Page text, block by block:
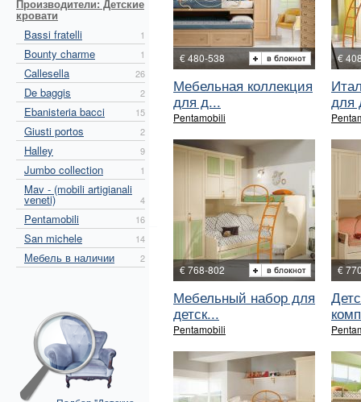
Производители: Детские
кровати
Bassi fratelli
1
Bounty charme 1
Callesella 26
De baggis 2
Ebanisteria bacci 15
Giusti portos 2
Halley 9
Jumbo collection 1
Mav - (mobili artigianali
veneti) 4
Pentamobili 16
San michele 14
Мебель в наличии 2
€ 480-538
Мебельная коллекция
для д...
Pentamobili
€
для
€ 768-802
Мебельный набор для
детск...
Pentamobili
€